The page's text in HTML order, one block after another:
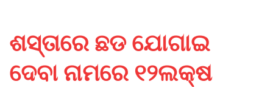
ଶସ୍ତାରେ ଛଡ ଯୋଗାଇ
ଦେବା ନାମରେ ୧୨ଲକ୍ଷ